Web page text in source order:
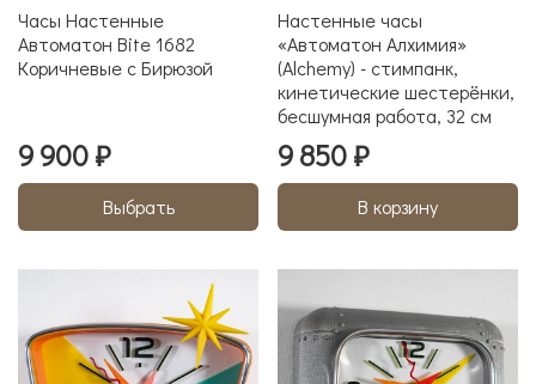
Часы Настенные
Автоматон Bite 1682
Коричневые с Бирюзой
9 900 ₽
Выбрать
Настенные часы
«Автоматон Алхимия»
(Alchemy) - стимпанк,
кинетические шестерёнки,
бесшумная работа, 32 см
9 850 ₽
В корзину